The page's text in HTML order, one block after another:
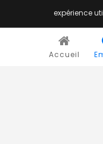
Accueil
expérience